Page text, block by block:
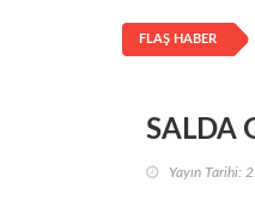
FLAŞ HABER
SALDA
Yayın Tarihi: